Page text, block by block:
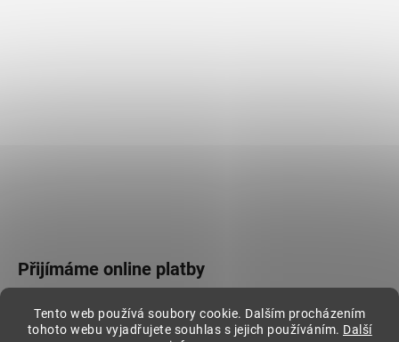
Tento web používá soubory cookie. Dalším procházením
tohoto webu vyjadřujete souhlas s jejich používáním. Další
Přijímáme online platby